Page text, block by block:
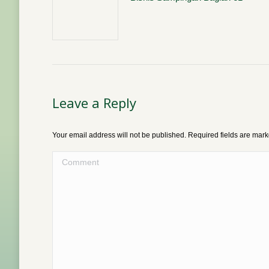
Leave a Reply
Your email address will not be published. Required fields are
Comment